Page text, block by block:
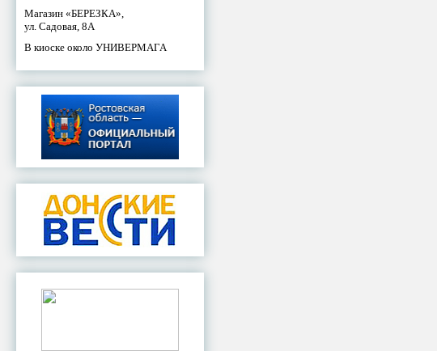
Магазин «БЕРЕЗКА»,
ул. Садовая, 8А
В киоске около УНИВЕРМАГА